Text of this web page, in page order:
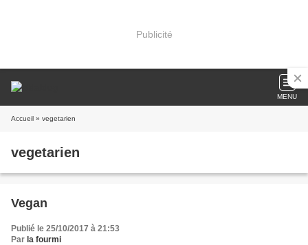
Publicité
MENU
Accueil » vegetarien
vegetarien
Vegan
Publié le 25/10/2017 à 21:53
Par la fourmi